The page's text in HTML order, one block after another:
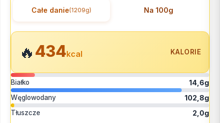
Całe danie(1209g) Na 100g
🔥434kcal KALORIE
Białko 14,6g
Węglowodany 102,8g
Tłuszcze 2,0g